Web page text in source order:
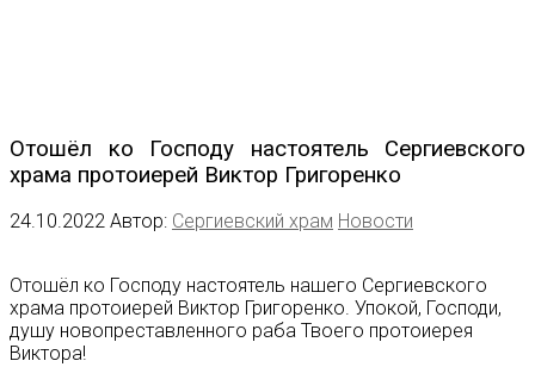
Отошёл ко Господу настоятель Сергиевского
храма протоиерей Виктор Григоренко
24.10.2022 Автор: Сергиевский храм Новости
Отошёл ко Господу настоятель нашего Сергиевского
храма протоиерей Виктор Григоренко. Упокой, Господи,
душу новопреставленного раба Твоего протоиерея
Виктора!